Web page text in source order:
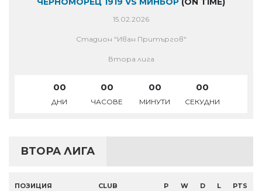
15.02.2026
Стадион "Иван Притъргов"
Втора лига
00
ДНИ
00
ЧАСОВЕ
00
МИНУТИ
00
СЕКУДНИ
ВТОРА ЛИГА
ПОЗИЦИЯ CLUB P W D L PTS